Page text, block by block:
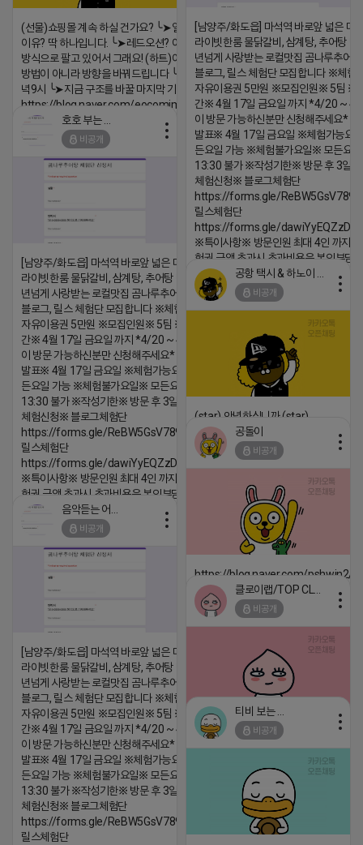
[남양주/화도읍] 마석역 바로앞 넓은 매
라이빗한룸 물닭갈비, 삼계탕, 추어탕 맛
년넘게 사랑받는 로컬맛집 곰나루추어
블로그, 릴스 체험단 모집합니다 ※체험
자유이용권 5만원 ※모집인원※ 5팀 ※
간※ 4월 17일 금요일 까지 *4/20 ~ 4/
이 방문 가능하신분만 신청해주세요* ※
발표※ 4월 17일 금요일 ※체험가능요
든요일 가능 ※체험불가요일※ 모든요
13:30 불가 ※작성기한※ 방문 후 3일
체험신청※ 블로그체험단
https://forms.gle/
릴스체험단
https://forms.gle/
※특이사항※ 방문인원 최대 4인 까지
험권 금액 초과시 초과비용은 본인부담
2026-04-18 17:18
(선물)쇼핑몰 계속 하실 건가요? ╰➤열심히 해도 안되는
이유? 딱 하나입니다. ╰➤레드오션? 아니요! ╰➤모두 같은
방식으로 팔고 있어서 그래요! (하트)이번엔 다릅니다. ╰➤
방법이 아니라 방향을 바꿔드립니다 ╰➤4월 21일(화) 저
녁9시 ╰➤지금 구조를 바꿀 마지막 기회
https://blog.naver.com/eocomim/224250518436
2026-04-18 17:15
비공개
[남양주/화도읍] 마석역 바로앞 넓은 매장과, 프
라이빗한룸 물닭갈비, 삼계탕, 추어탕 맛집 10
년넘게 사랑받는 로컬맛집 곰나루추어탕에서
블로그, 릴스 체험단 모집합니다 ※체험메뉴※
자유이용권 5만원 ※모집인원※ 5팀 ※모집기
간※ 4월 17일 금요일 까지 *4/20 ~ 4/26 사
이 방문 가능하신분만 신청해주세요* ※체험단
발표※ 4월 17일 금요일 ※체험가능요일※ 모
든요일 가능 ※체험불가요일※ 모든요일 12 ~
13:30 불가 ※작성기한※ 방문 후 3일 이내 ※
체험신청※ 블로그체험단
https://forms.gle/ReBW5GsV789ur2Pz6
릴스체험단
https://forms.gle/dawiYyEQZzDdqf8W8
※특이사항※ 방문인원 최대 4인 까지 가능 체
험권 금액 초과시 초과비용은 본인부담입니다.
2026-04-18 17:13
비공개
(star) 안녕하십니까 (star)
2026-04-18 17:12
공돌이
비공개
https://blog.naver.com/pshwin2/
2026-04-18 17:12
비공개
[남양주/화도읍] 마석역 바로앞 넓은 매장과, 프
라이빗한룸 물닭갈비, 삼계탕, 추어탕 맛집 10
년넘게 사랑받는 로컬맛집 곰나루추어탕에서
블로그, 릴스 체험단 모집합니다 ※체험메뉴※
자유이용권 5만원 ※모집인원※ 5팀 ※모집기
간※ 4월 17일 금요일 까지 *4/20 ~ 4/26 사
이 방문 가능하신분만 신청해주세요* ※체험단
발표※ 4월 17일 금요일 ※체험가능요일※ 모
든요일 가능 ※체험불가요일※ 모든요일 12 ~
13:30 불가 ※작성기한※ 방문 후 3일 이내 ※
체험신청※ 블로그체험단
https://forms.gle/ReBW5GsV789ur2Pz6
릴스체험단
비공개
2026-04-18 17:05
비공개